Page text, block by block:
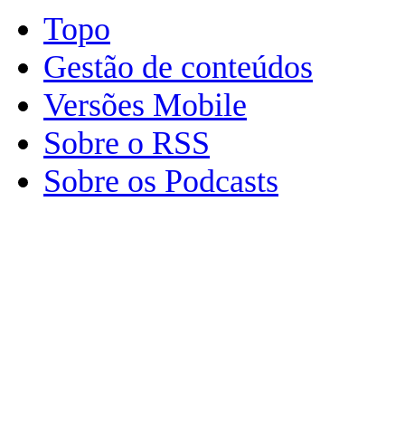
Topo
Gestão de conteúdos
Versões Mobile
Sobre o RSS
Sobre os Podcasts